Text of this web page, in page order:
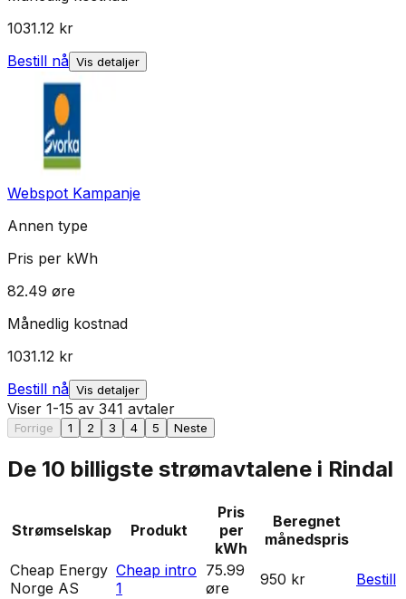
1031.12 kr
Bestill nå Vis detaljer
Webspot Kampanje
Annen type
Pris per kWh
82.49 øre
Månedlig kostnad
1031.12 kr
Bestill nå Vis detaljer
Viser 1-15 av 341 avtaler
Forrige 1 2 3 4 5 Neste
De 10 billigste strømavtalene i Rindal
Strømselskap Produkt
Pris
per
kWh
Beregnet
månedspris
Cheap Energy
Norge AS
Cheap intro
1
75.99
øre
950 kr
Bestill